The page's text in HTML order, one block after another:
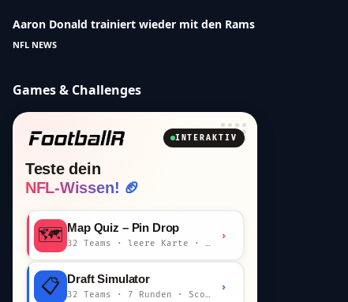
Aaron Donald trainiert wieder mit den Rams
NFL NEWS
Games & Challenges
INTERAKTIV
Teste dein
NFL-Wissen! 🏈
🗺️ Map Quiz – Pin Drop
›
📋 Draft Simulator
›